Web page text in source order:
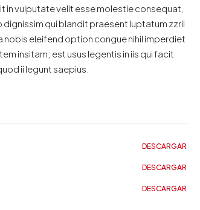
in vulputate velit esse molestie consequat,
qui blandit praesent luptatum zzril
nobis eleifend option congue nihil imperdiet
insitam; est usus legentis in iis qui facit
ii legunt saepius.
DESCARGAR
DESCARGAR
DESCARGAR